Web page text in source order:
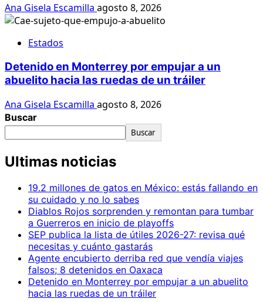
Ana Gisela Escamilla agosto 8, 2026
Estados
Detenido en Monterrey por empujar a un
abuelito hacia las ruedas de un tráiler
Ana Gisela Escamilla agosto 8, 2026
Buscar
Buscar
Ultimas noticias
19.2 millones de gatos en México: estás fallando en
su cuidado y no lo sabes
Diablos Rojos sorprenden y remontan para tumbar
a Guerreros en inicio de playoffs
SEP publica la lista de útiles 2026-27: revisa qué
necesitas y cuánto gastarás
Agente encubierto derriba red que vendía viajes
falsos; 8 detenidos en Oaxaca
Detenido en Monterrey por empujar a un abuelito
hacia las ruedas de un tráiler